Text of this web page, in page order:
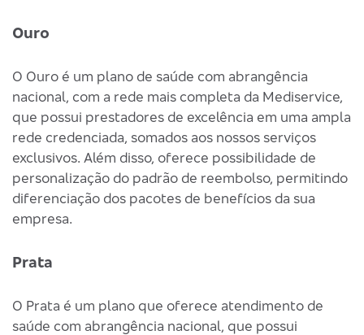
Ouro
O Ouro é um plano de saúde com abrangência
nacional, com a rede mais completa da Mediservice,
que possui prestadores de excelência em uma ampla
rede credenciada, somados aos nossos serviços
exclusivos. Além disso, oferece possibilidade de
personalização do padrão de reembolso, permitindo
diferenciação dos pacotes de benefícios da sua
empresa.
Prata
O Prata é um plano que oferece atendimento de
saúde com abrangência nacional, que possui